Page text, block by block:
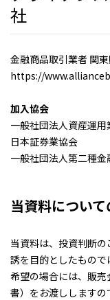
社
金融商品取引業者 関
https://
加入協会
一般社団法人資産運用
日本証券業協会
一般社団法人第二種
当資料につい
当資料は、投資判断
誘を目的としたもの
希望の場合には、販
書）をお渡しします